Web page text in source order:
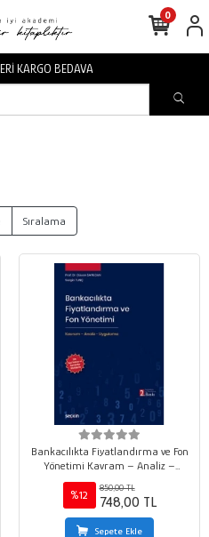
KARGO BEDAVA
0
Sıralama
Bankacılıkta Fiyatlandırma ve Fon
Yönetimi Kavram – Analiz –
Uygulama
%12
850,00 TL
748,00 TL
Sepete Ekle